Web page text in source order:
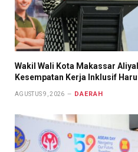
Wakil Wali Kota Makassar
Kesempatan Kerja Inklusif
AGUSTUS 9, 2026 DAERAH